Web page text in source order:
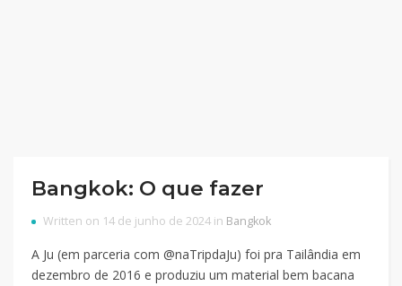
Bangkok: O que fazer
Written on 14 de junho de 2024 in Bangkok
A Ju (em parceria com @naTripdaJu) foi pra Tailândia em
dezembro de 2016 e produziu um material bem bacana